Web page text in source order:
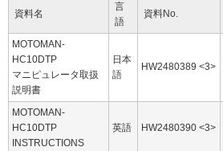
資料名
言
語
資料No.
MOTOMAN-
HC10DTP
マニピュレータ取扱
説明書
日本
語
HW2480389 <3>
MOTOMAN-
HC10DTP
INSTRUCTIONS
英語 HW2480390 <3>